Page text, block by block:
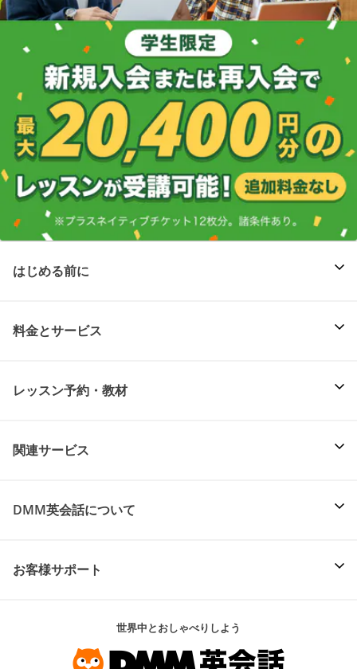
はじめる前に
料金とサービス
レッスン予約・教材
関連サービス
DMM英会話について
お客様サポート
世界中とおしゃべりしよう